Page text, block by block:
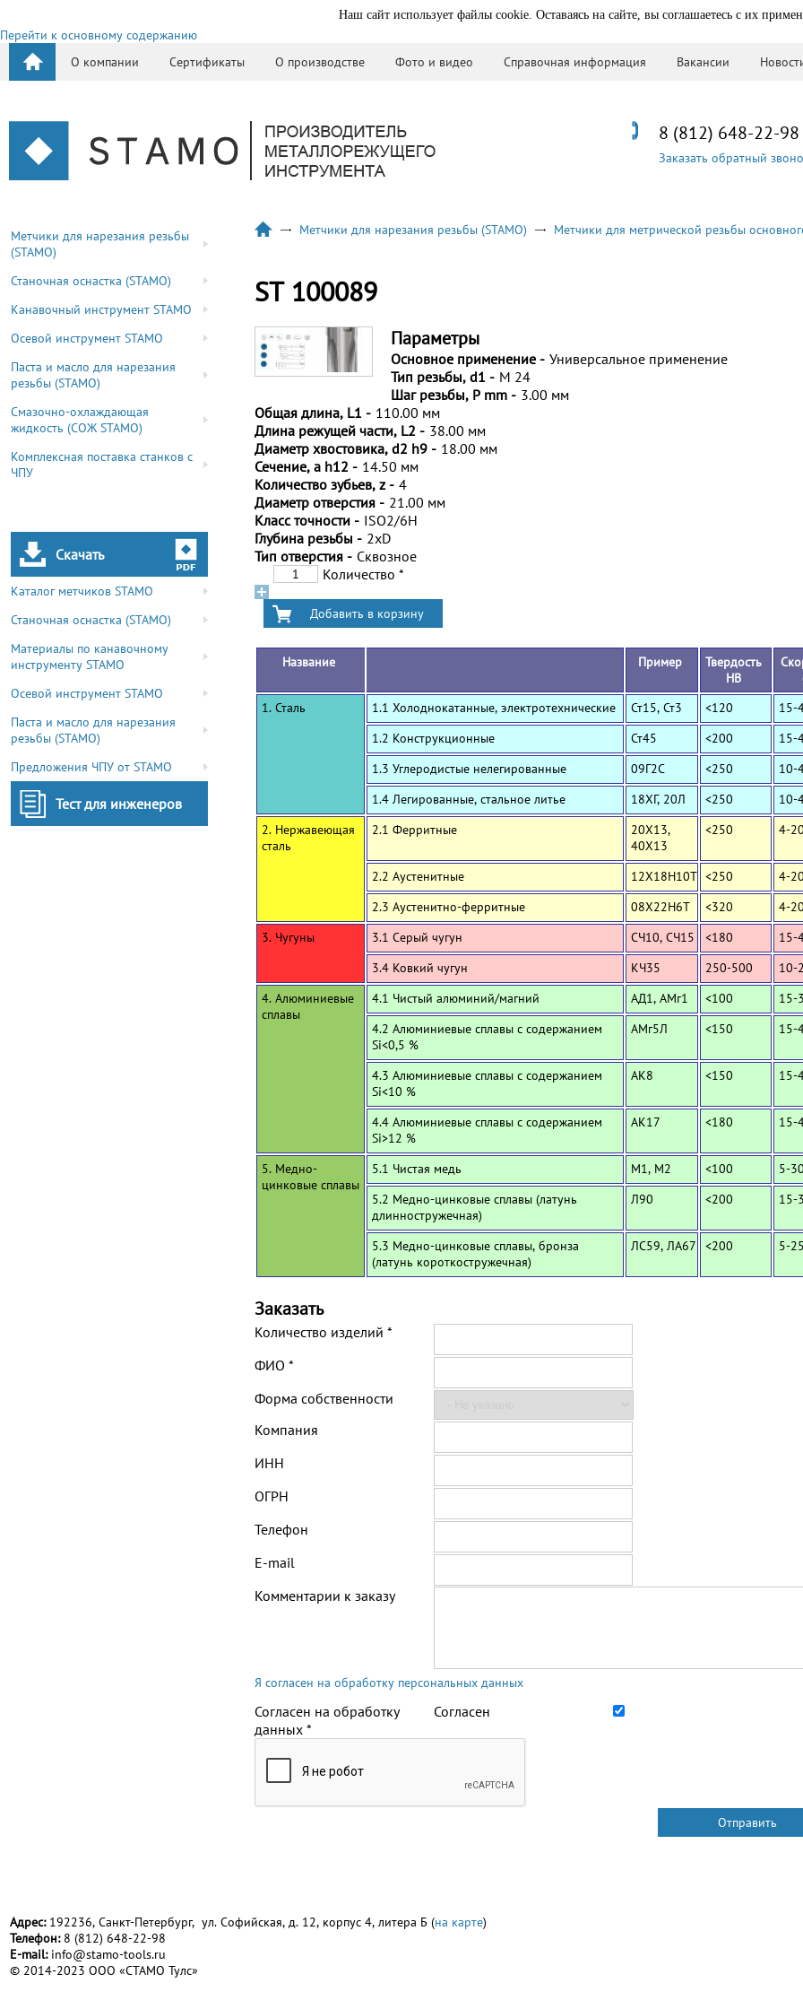
Наш сайт использует файлы cookie. Оставаясь на сайте, вы соглашаетесь с их
Перейти к основному содержанию
О компании
Сертификаты О производстве Фото и видео Справочная информация Вакансии
8 (812) 648-22-98
Заказать обратный
Метчики для нарезания резьбы
(STAMO)
Станочная оснастка (STAMO)
Канавочный инструмент STAMO
Осевой инструмент STAMO
Паста и масло для нарезания
резьбы (STAMO)
Смазочно-охлаждающая
жидкость (СОЖ STAMO)
Комплексная поставка станков с
ЧПУ
Скачать
Каталог метчиков STAMO
Станочная оснастка (STAMO)
Материалы по канавочному
инструменту STAMO
Осевой инструмент STAMO
Паста и масло для нарезания
резьбы (STAMO)
Предложения ЧПУ от STAMO
Тест для инженеров
Метчики для нарезания резьбы (STAMO) Метчики для метрической резьбы
ST 100089
Параметры
Основное применение - Универсальное применение
Тип резьбы, d1 - M 24
Шаг резьбы, P mm - 3.00 мм
Общая длина, L1 - 110.00 мм
Длина режущей части, L2 - 38.00 мм
Диаметр хвостовика, d2 h9 - 18.00 мм
Сечение, a h12 - 14.50 мм
Количество зубьев, z - 4
Диаметр отверстия - 21.00 мм
Класс точности - ISO2/6H
Глубина резьбы - 2xD
Тип отверстия - Сквозное
Количество *
Название Пример
Твердость
HB
1. Сталь
1.1 Холоднокатанные, электротехнические Ст15, Ст3 <120 15-
1.2 Конструкционные
Ст45 <200 15-
1.3 Углеродистые нелегированные
09Г2С <250 10-
1.4 Легированные, стальное литье
18ХГ, 20Л <250 10-
2. Нержавеющая
сталь
2.1 Ферритные
20Х13,
40Х13
<250 4-20
2.2 Аустенитные 12Х18Н10Т <250 4-20
2.3 Аустенитно-ферритные
08Х22Н6Т <320 4-20
3. Чугуны
3.1 Серый чугун СЧ10, СЧ15 <180 15-
3.4 Ковкий чугун
КЧ35 250-500 10-
4. Алюминиевые
сплавы
4.1 Чистый алюминий/магний АД1, АМг1 <100 15-
4.2 Алюминиевые сплавы с содержанием
Si<0,5 %
АМг5Л <150 15-
4.3 Алюминиевые сплавы с содержанием
Si<10 %
АК8 <150 15-
4.4 Алюминиевые сплавы с содержанием
Si>12 %
АК17 <180 15-
5. Медно-
цинковые сплавы
5.1 Чистая медь М1, М2 <100 5-30
5.2 Медно-цинковые сплавы (латунь
длинностружечная)
Л90 <200 15-
5.3 Медно-цинковые сплавы, бронза
(латунь короткостружечная)
ЛС59, ЛА67 <200 5-25
Заказать
Количество изделий *
ФИО *
Форма собственности
Компания
ИНН
ОГРН
Телефон
E-mail
Комментарии к заказу
Я согласен на обработку персональных данных
Согласен на обработку
данных *
Согласен
Адрес:192236, Санкт-Петербург, ул. Софийская, д. 12, корпус 4, литера Б (на карте)
Телефон:8 (812) 648-22-98
Е-mail: info@stamo-tools.ru
© 2014-2023 ООО «СТАМО Тулс»